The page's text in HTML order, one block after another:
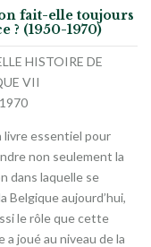
fait-elle toujours
? (1950-1970)
HISTOIRE DE
VII
livre essentiel pour
non seulement la
dans laquelle se
Belgique aujourd’hui,
le rôle que cette
a joué au niveau de la